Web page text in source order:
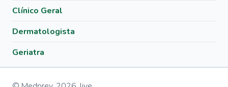
Clínico Geral
Dermatologista
Geriatra